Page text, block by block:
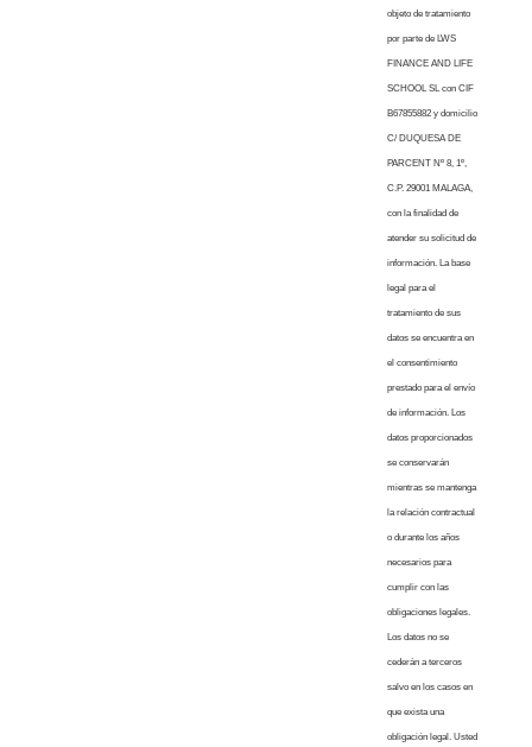
objeto de tratamiento
por parte de LWS
FINANCE AND LIFE
SCHOOL SL con CIF
B67855882 y domicilio
C/ DUQUESA DE
PARCENT Nº 8, 1º,
C.P. 29001 MALAGA,
con la finalidad de
atender su solicitud de
información. La base
legal para el
tratamiento de sus
datos se encuentra en
el consentimiento
prestado para el envío
de información. Los
datos proporcionados
se conservarán
mientras se mantenga
la relación contractual
o durante los años
necesarios para
cumplir con las
obligaciones legales.
Los datos no se
cederán a terceros
salvo en los casos en
que exista una
obligación legal. Usted